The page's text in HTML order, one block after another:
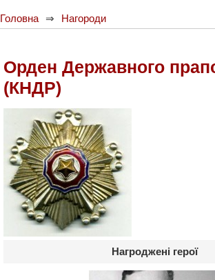
Головна Нагороди
Орден Державного
(КНДР)
Нагроджені герої